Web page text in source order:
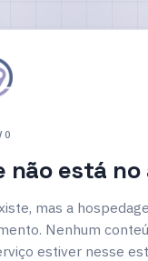
não está no
mas a
Nenhum
estiver nesse